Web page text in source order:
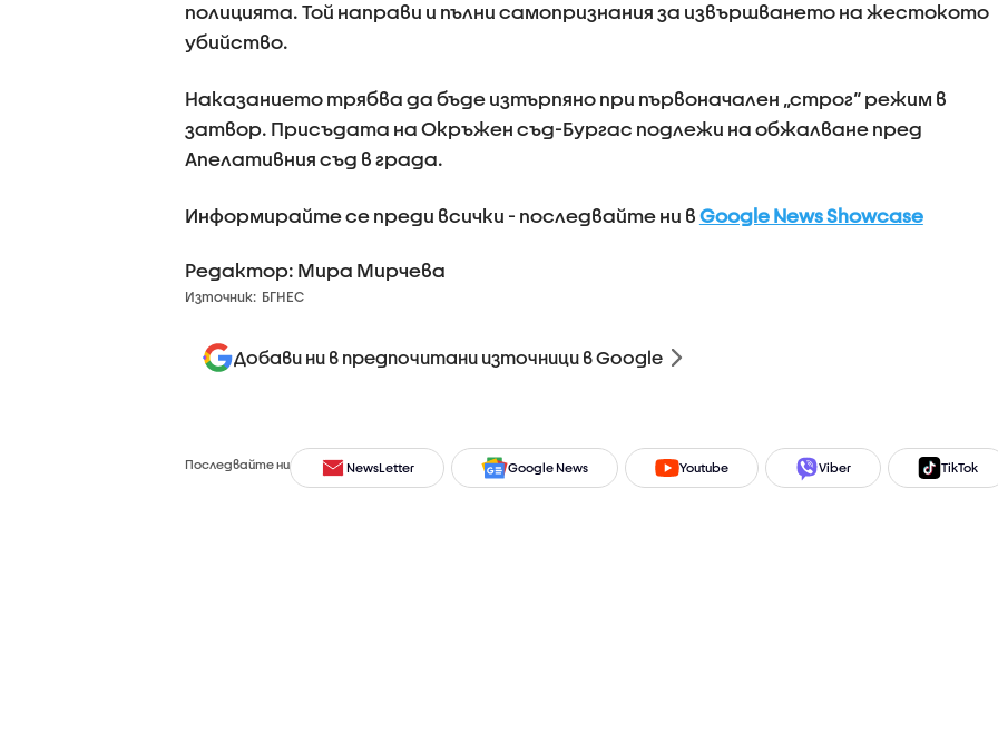
полицията. Той направи и пълни самопризнания за извършването на жестокото
убийство.
Наказанието трябва да бъде изтърпяно при първоначален „строг“ режим в
затвор. Присъдата на Окръжен съд-Бургас подлежи на обжалване пред
Апелативния съд в града.
Информирайте се преди всички - последвайте ни в Google News Showcase
Редактор: Мира Мирчева
Източник: БГНЕС
Добави ни в предпочитани източници в Google
Последвайте ни NewsLetter Google News Youtube Viber TikTok